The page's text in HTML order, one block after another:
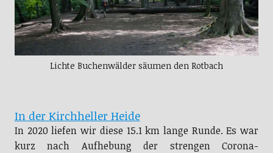
Lichte Buchenwälder säumen den Rotbach
In der Kirchheller Heide
In 2020 liefen wir diese 15.1 km lange Runde. Es war
kurz nach Aufhebung der strengen Corona-